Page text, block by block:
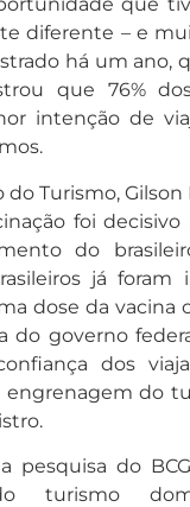
diferente – e
há um ano,
que 76%
intenção de
do Turismo,
foi
do
já foram
dose da vacina
do governo
dos
do
pesquisa do
turismo